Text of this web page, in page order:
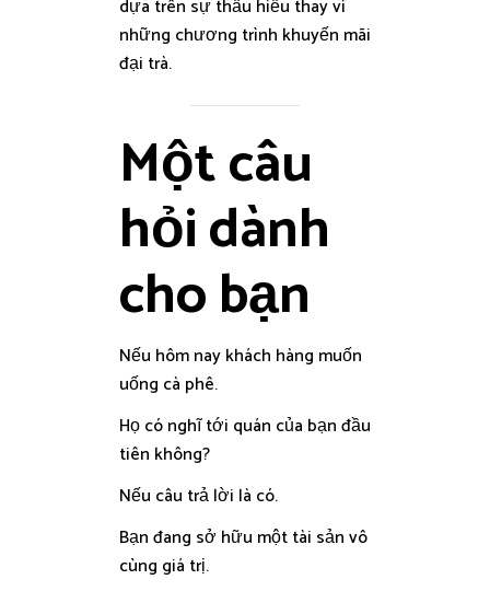
dựa trên sự thấu hiểu thay vì
những chương trình khuyến mãi
đại trà.
Một câu
hỏi dành
cho bạn
Nếu hôm nay khách hàng muốn
uống cà phê.
Họ có nghĩ tới quán của bạn đầu
tiên không?
Nếu câu trả lời là có.
Bạn đang sở hữu một tài sản vô
cùng giá trị.